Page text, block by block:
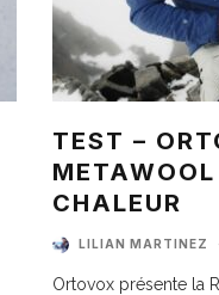
TEST –
CHALEUR
LILIAN MARTINEZ
Ortovox présente la